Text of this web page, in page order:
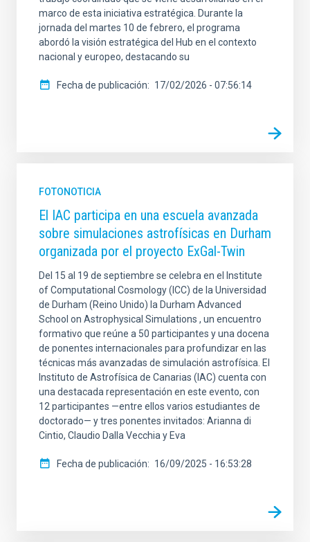
marco de esta iniciativa estratégica. Durante la
jornada del martes 10 de febrero, el programa
abordó la visión estratégica del Hub en el contexto
nacional y europeo, destacando su
Fecha de publicación 17/02/2026 - 07:56:14
FOTONOTICIA
El IAC participa en una escuela avanzada
sobre simulaciones astrofísicas en Durham
organizada por el proyecto ExGal-Twin
Del 15 al 19 de septiembre se celebra en el Institute
of Computational Cosmology (ICC) de la Universidad
de Durham (Reino Unido) la Durham Advanced
School on Astrophysical Simulations , un encuentro
formativo que reúne a 50 participantes y una docena
de ponentes internacionales para profundizar en las
técnicas más avanzadas de simulación astrofísica. El
Instituto de Astrofísica de Canarias (IAC) cuenta con
una destacada representación en este evento, con
12 participantes —entre ellos varios estudiantes de
doctorado— y tres ponentes invitados: Arianna di
Cintio, Claudio Dalla Vecchia y Eva
Fecha de publicación 16/09/2025 - 16:53:28